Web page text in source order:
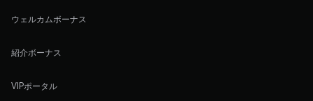
ウェルカムボーナス
紹介ボーナス
VIPポータル